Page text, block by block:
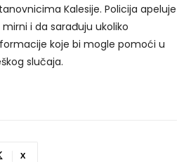
Kalesije. Policija apeluje
i da sarađuju ukoliko
koje bi mogle pomoći u
slučaja.
X